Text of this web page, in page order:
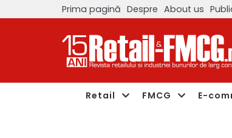
Prima pagină Despre About us
Retail FMCG E-